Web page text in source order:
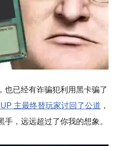
也已经有诈骗犯利用黑卡骗了
主最终替玩家讨回了公道 ，
，远远超过了你我的想象。